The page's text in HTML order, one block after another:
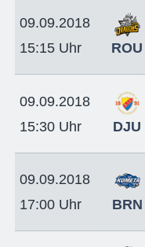
09.09.2018
15:15 Uhr
ROU
09.09.2018
15:30 Uhr
DJU
09.09.2018
17:00 Uhr
BRN